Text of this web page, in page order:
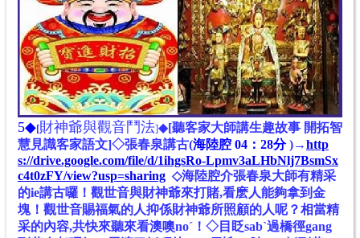
5◆[財神爺與觀音鬥法]◆[聽客家大師講生趣故事 開拓智
慧見識客家語文]◇張春泉講古(海陸腔 04：28分)→http
s://drive.google.com/file/d/1ihgsRo-Lpmv3aLHbNlj7BsmSx
c4t0zFY/view?usp=sharing ◇海陸腔介張春泉大師有精采
的ie講古囉！觀世音與財神爺來打賭,看麽人能夠拿到金
塊！觀世音賜福氣的人抑係財神爺所照顧的人呢？相當精
采的內容,共快來聽來看澳噢noˊ！◇目眨sabˋ過橋徑gang